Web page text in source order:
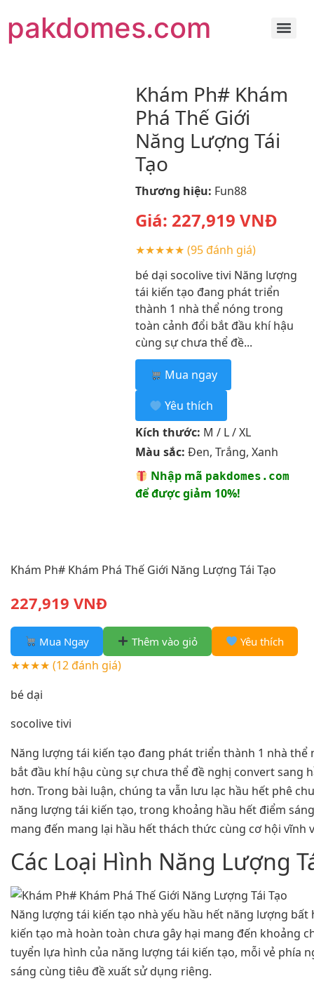
pakdomes.com
Khám Ph# Khám
Phá Thế Giới
Năng Lượng Tái
Tạo
Thương hiệu: Fun88
Giá: 227,919 VNĐ
★★★★★ (95 đánh giá)
bé dại socolive tivi Năng lượng
tái kiến tạo đang phát triển
thành 1 nhà thể nóng trong
toàn cảnh đổi bắt đầu khí hậu
cùng sự chưa thể đề...
Mua ngay
Yêu thích
Kích thước: M / L / XL
Màu sắc: Đen, Trắng, Xanh
Nhập mã pakdomes.com
để được giảm 10%!
Khám Ph# Khám Phá Thế Giới Năng Lượng Tái Tạo
227,919 VNĐ
Mua Ngay Thêm vào giỏ Yêu thích
★★★★ (12 đánh giá)
bé dại
socolive tivi
Năng lượng tái kiến tạo đang phát triển thành 1 nhà
bắt đầu khí hậu cùng sự chưa thể đề nghị convert sang
hơn. Trong bài luận, chúng ta vẫn lưu lạc hầu hết phê
năng lượng tái kiến tạo, trong khoảng hầu hết điểm
mang đến mang lại hầu hết thách thức cùng cơ hội vĩnh
Các Loại Hình Năng Lượng
Năng lượng tái kiến tạo nhà yếu hầu hết năng lượng
kiến tạo mà hoàn toàn chưa gây hại mang đến khoảng
tuyển lựa hình của năng lượng tái kiến tạo, mỗi vẻ phía
sáng cùng tiêu đề xuất sử dụng riêng.